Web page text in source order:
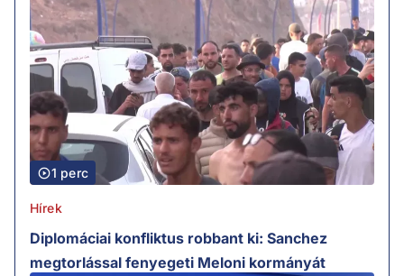
1 perc
Hírek
Diplomáciai konfliktus robbant ki: Sanchez
megtorlással fenyegeti Meloni kormányát